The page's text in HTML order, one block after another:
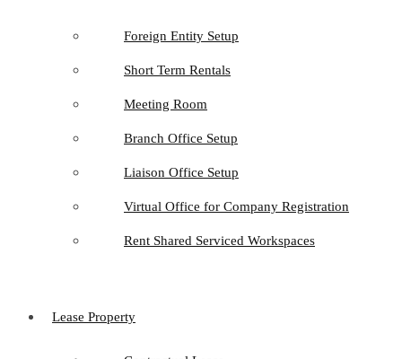
Foreign Entity Setup
Short Term Rentals
Meeting Room
Branch Office Setup
Liaison Office Setup
Virtual Office for Company Registration
Rent Shared Serviced Workspaces
Lease Property